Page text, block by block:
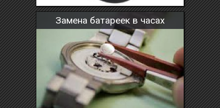
Замена батареек в часах